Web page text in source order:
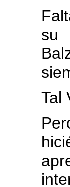
su
Tal